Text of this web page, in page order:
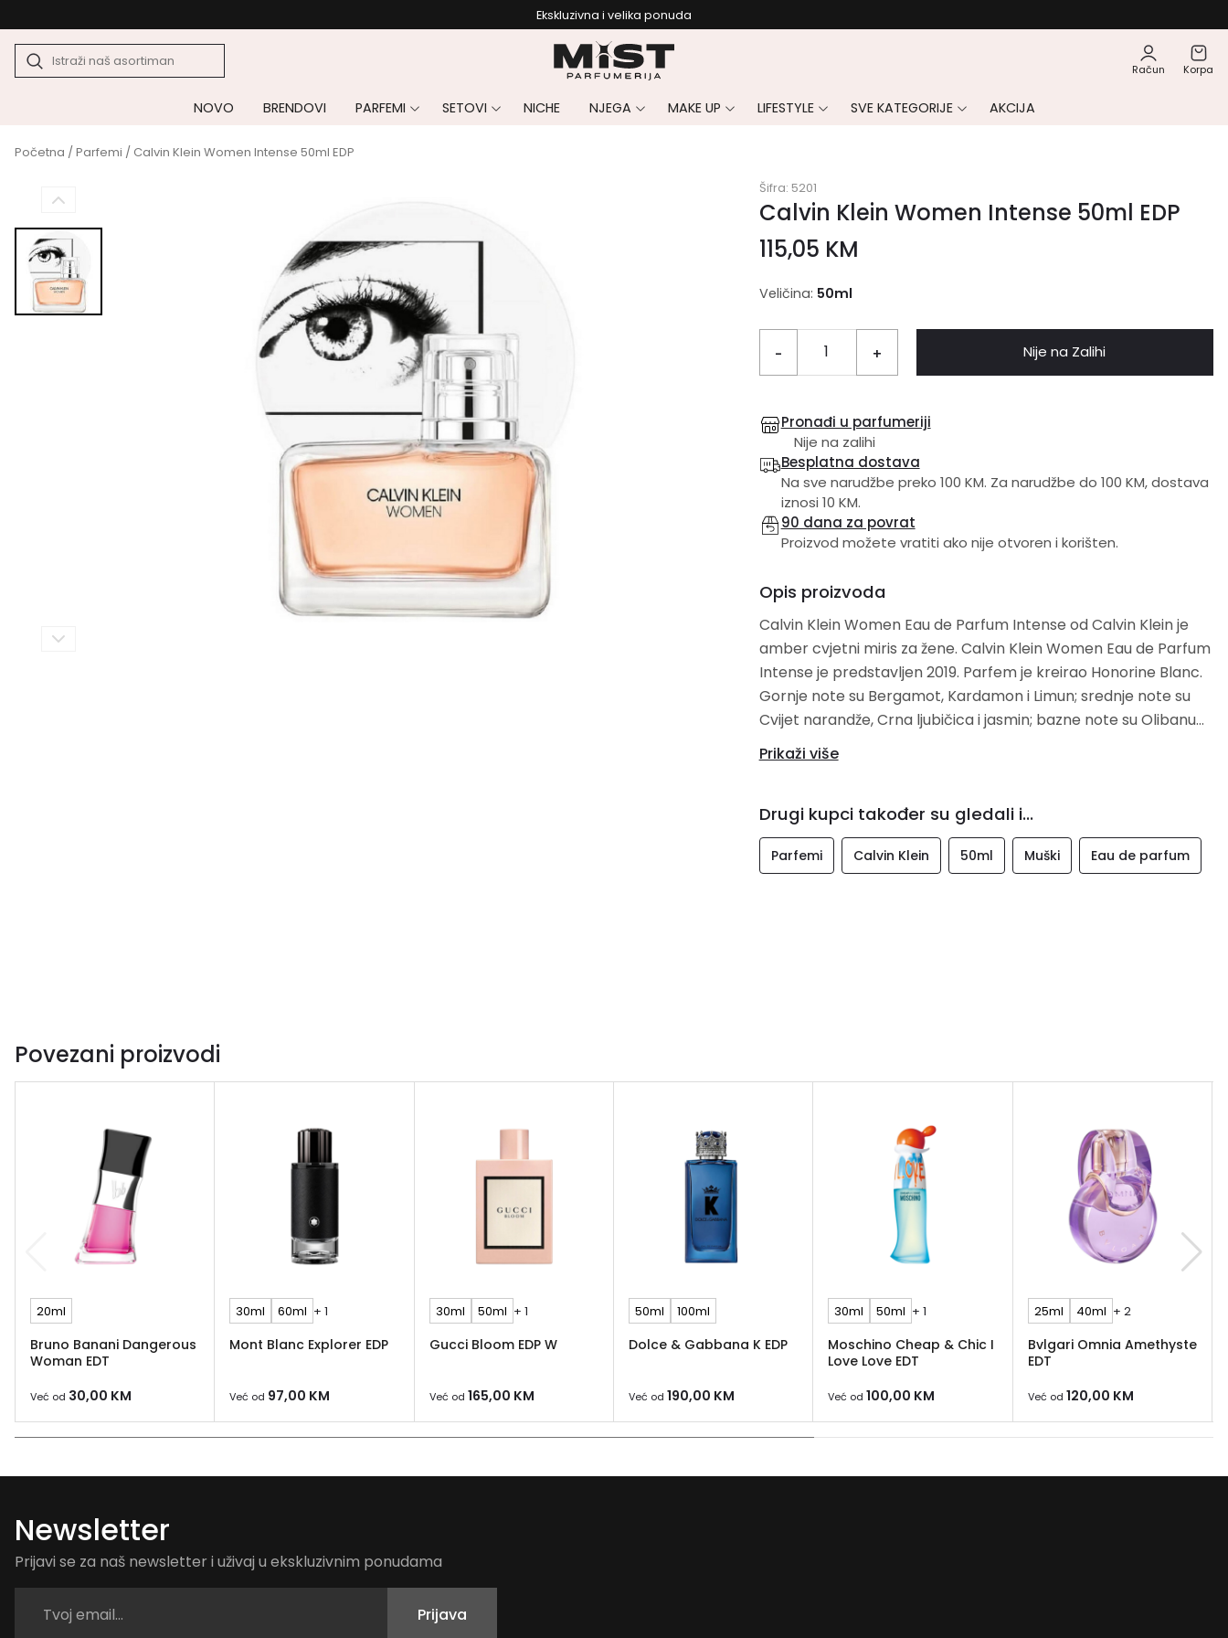
Ekskluzivna i velika ponuda
Račun Korpa
NOVO BRENDOVI PARFEMI SETOVI NICHE NJEGA MAKE UP LIFESTYLE SVE KATEGORIJE AKCIJA
Početna /Parfemi / Calvin Klein Women Intense 50ml EDP
Šifra: 5201
Calvin Klein Women Intense 50ml EDP
115,05 KM
Veličina: 50ml
- + Nije na Zalihi
Pronađi u parfumeriji
Nije na zalihi
Besplatna dostava
Na sve narudžbe preko 100 KM. Za narudžbe do 100 KM, dostava
iznosi 10 KM.
90 dana za povrat
Proizvod možete vratiti ako nije otvoren i korišten.
Opis proizvoda
Calvin Klein Women Eau de Parfum Intense od Calvin Klein je
amber cvjetni miris za žene. Calvin Klein Women Eau de Parfum
Intense je predstavljen 2019. Parfem je kreirao Honorine Blanc.
Gornje note su Bergamot, Kardamon i Limun; srednje note su
Cvijet narandže, Crna ljubičica i jasmin; bazne note su Olibanum,
pačuli i Sandalovo drvo.
Prikaži više
Drugi kupci također su gledali i...
Parfemi Calvin Klein 50ml Muški Eau de parfum
Povezani proizvodi
20ml
Bruno Banani Dangerous
Woman EDT
Već od 30,00 KM
30ml 60ml + 1
Mont Blanc Explorer EDP
Već od 97,00 KM
30ml 50ml + 1
Gucci Bloom EDP W
Već od 165,00 KM
50ml 100ml
Dolce & Gabbana K EDP
Već od 190,00 KM
30ml 50ml + 1
Moschino Cheap & Chic I
Love Love EDT
Već od 100,00 KM
25ml 40ml + 2
Bvlgari Omnia Amethyste
EDT
Već od 120,00 KM
Newsletter
Prijavi se za naš newsletter i uživaj u ekskluzivnim ponudama
Prijava